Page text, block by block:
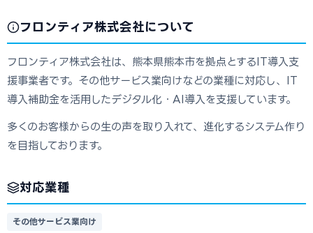
フロンティア株式会社について
フロンティア株式会社は、熊本県熊本市を拠点とするIT導入支
援事業者です。その他サービス業向けなどの業種に対応し、IT
導入補助金を活用したデジタル化・AI導入を支援しています。
多くのお客様からの生の声を取り入れて、進化するシステム作り
を目指しております。
対応業種
その他サービス業向け